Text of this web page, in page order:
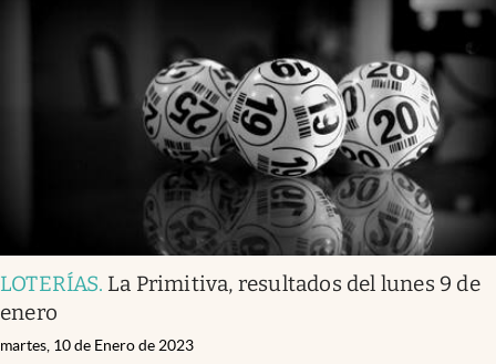
LOTERÍAS. La Primitiva, resultados del lunes 9 de
enero
martes, 10 de Enero de 2023